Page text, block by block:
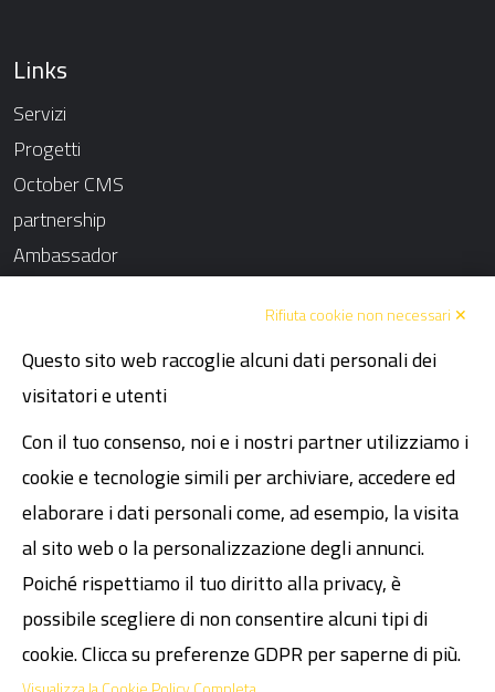
Links
Servizi
Progetti
October CMS
partnership
Ambassador
Contatti
Atmosphere
Fissa un incontro
Dichiarazione dei diritti umani
Legal
P.I. 02089481200
Cap. Soc. € 30.000,00 i.v.
Rifiuta cookie non necessari ✕
Questo sito web raccoglie alcuni dati personali dei
visitatori e utenti
Con il tuo consenso, noi e i nostri partner utilizziamo i
cookie e tecnologie simili per archiviare, accedere ed
elaborare i dati personali come, ad esempio, la visita
al sito web o la personalizzazione degli annunci.
Poiché rispettiamo il tuo diritto alla privacy, è
possibile scegliere di non consentire alcuni tipi di
cookie. Clicca su preferenze GDPR per saperne di più.